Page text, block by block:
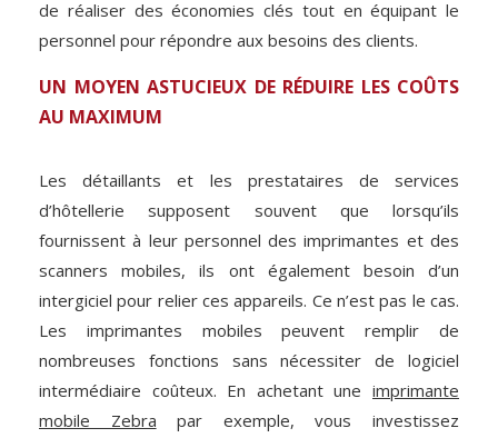
de réaliser des économies clés tout en équipant le
personnel pour répondre aux besoins des clients.
UN MOYEN ASTUCIEUX DE RÉDUIRE LES COÛTS
AU MAXIMUM
Les détaillants et les prestataires de services
d’hôtellerie supposent souvent que lorsqu’ils
fournissent à leur personnel des imprimantes et des
scanners mobiles, ils ont également besoin d’un
intergiciel pour relier ces appareils. Ce n’est pas le cas.
Les imprimantes mobiles peuvent remplir de
nombreuses fonctions sans nécessiter de logiciel
intermédiaire coûteux. En achetant une imprimante
mobile Zebra par exemple, vous investissez